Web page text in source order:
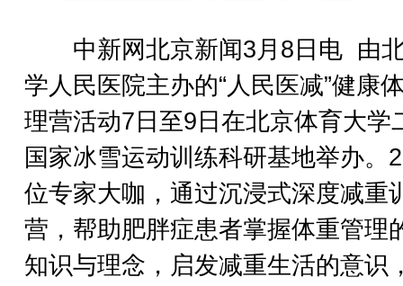
中新网北京新闻3月8日电 由
学人民医院主办的“人民医减”健康
理营活动7日至9日在北京体育大学
国家冰雪运动训练科研基地举办。
位专家大咖，通过沉浸式深度减重
营，帮助肥胖症患者掌握体重管理
知识与理念，启发减重生活的意识